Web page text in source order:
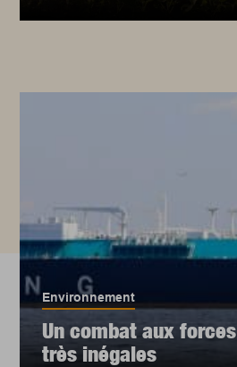
Environnement
Un combat aux forces
très inégales